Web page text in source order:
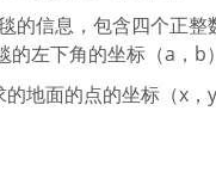
的信息，包含四个正
左下角的坐标（a，b
地面的点的坐标（x，y